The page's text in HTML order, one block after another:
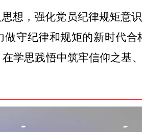
想，强化党员纪律规矩意
守纪律和规矩的新时代合
学思践悟中筑牢信仰之基